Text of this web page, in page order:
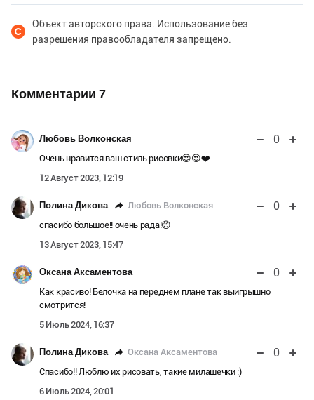
Объект авторского права. Использование без
разрешения правообладателя запрещено.
Комментарии 7
Любовь Волконская 0
Очень нравится ваш стиль рисовки😍😍❤️
12 Август 2023, 12:19
Полина Дикова Любовь Волконская 0
спасибо большое!! очень рада!😊
13 Август 2023, 15:47
Оксана Аксаментова 0
Как красиво! Белочка на переднем плане так выигрышно
смотрится!
5 Июль 2024, 16:37
Полина Дикова Оксана Аксаментова 0
Спасибо!! Люблю их рисовать, такие милашечки :)
6 Июль 2024, 20:01